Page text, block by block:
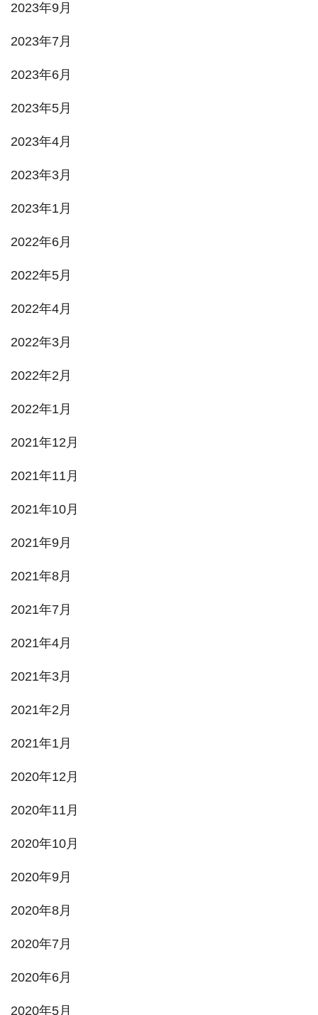
2023年9月
2023年7月
2023年6月
2023年5月
2023年4月
2023年3月
2023年1月
2022年6月
2022年5月
2022年4月
2022年3月
2022年2月
2022年1月
2021年12月
2021年11月
2021年10月
2021年9月
2021年8月
2021年7月
2021年4月
2021年3月
2021年2月
2021年1月
2020年12月
2020年11月
2020年10月
2020年9月
2020年8月
2020年7月
2020年6月
2020年5月